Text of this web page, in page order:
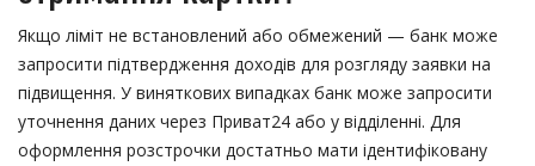
Якщо ліміт не встановлений або обмежений — банк може
запросити підтвердження доходів для розгляду заявки на
підвищення. У виняткових випадках банк може запросити
уточнення даних через Приват24 або у відділенні. Для
оформлення розстрочки достатньо мати ідентифіковану